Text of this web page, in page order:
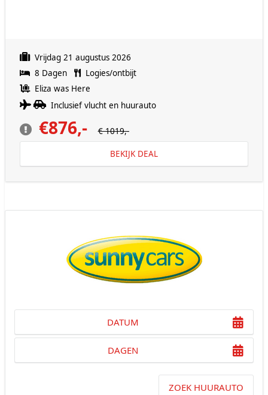
Vrijdag 21 augustus 2026
8 Dagen
Logies/ontbijt
Eliza was Here
Inclusief vlucht en huurauto
€876,- € 1019,-
BEKIJK DEAL
DATUM
DAGEN
ZOEK HUURAUTO